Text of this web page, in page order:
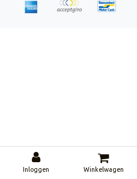
Inloggen Winkelwagen